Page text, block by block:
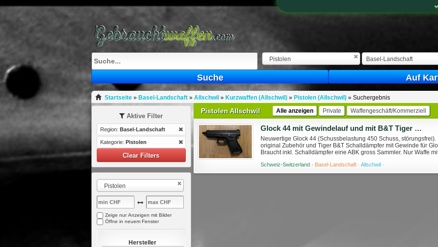
Pistolen Basel-Landschaft
Suche Auf
Startseite» Basel-Landschaft» Allschwil » Kurzwaffen (Allschwil)» Pistolen (Allschwil)» Suchergebnis
Pistolen Allschwil Alle anzeigen Private Waffengeschäft/Kommerziell
Glock 44 mit Gewindelauf und mit B&T Tiger Schalldämpfer (auch für Mosquito)
Neuwertige Glock 44 (Schussbelastung 450 Schuss,
original Zubehör und Tiger B&T Schalldämpfer mit Gewinde für
Braucht inkl. Schalldämpfer eine ABK gross Sammler. Nur Waffe
Schweiz-Switzerland · Basel-Landschaft ·Allschwil ·
Aktive Filter
Region: Basel-Landschaft
Kategorie: Pistolen
Clear Filters
Pistolen
Zeige nur Anzeigen mit Bilder
Öffne in neuem Fenster
Hersteller